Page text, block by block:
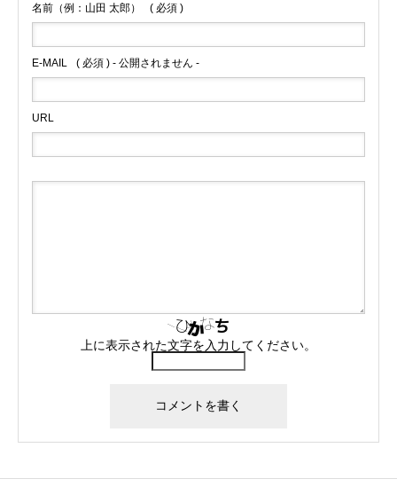
名前（例：山田 太郎） ( 必須 )
E-MAIL ( 必須 ) - 公開されません -
URL
上に表示された文字を入力してください。